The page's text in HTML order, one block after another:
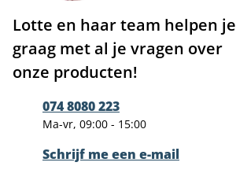
Lotte en haar team helpen je
graag met al je vragen over
onze producten!
074 8080 223
Ma-vr, 09:00 - 15:00
Schrijf me een e-mail